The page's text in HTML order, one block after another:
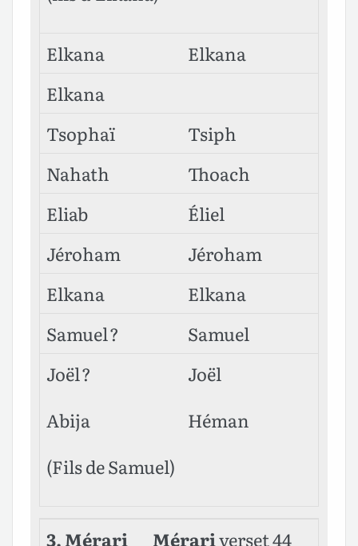
Elkana
Elkana
Elkana
Tsophaï
Tsiph
Nahath
Thoach
Eliab
Éliel
Jéroham
Jéroham
Elkana
Elkana
Samuel ?
Samuel
Joël ?
Abija
(Fils de Samuel)
Joël
Héman
3. Mérari Mérariverset 44